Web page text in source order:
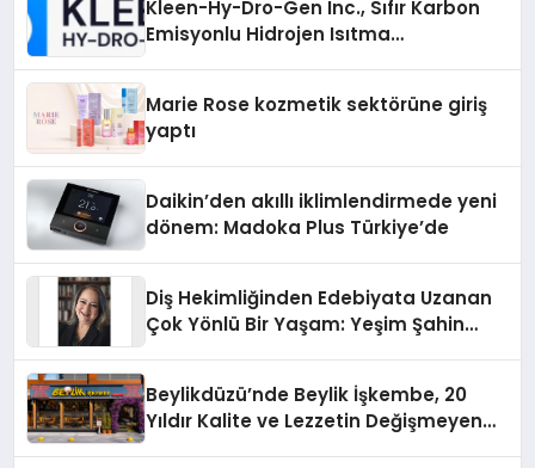
Kleen-Hy-Dro-Gen Inc., Sıfır Karbon
Emisyonlu Hidrojen Isıtma
Marie Rose kozmetik sektörüne giriş
yaptı
Daikin’den akıllı iklimlendirmede yeni
dönem: Madoka Plus Türkiye’de
Diş Hekimliğinden Edebiyata Uzanan
Çok Yönlü Bir Yaşam: Yeşim Şahin
Beylikdüzü’nde Beylik İşkembe, 20
Yıldır Kalite ve Lezzetin Değişmeyen